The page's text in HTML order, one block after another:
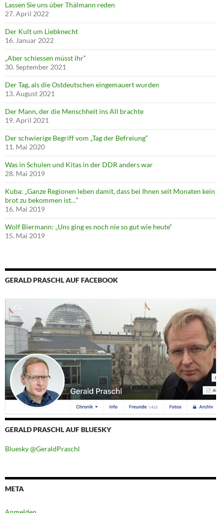
Lassen Sie uns über Thälmann reden
27. April 2022
Der Kult um Liebknecht
16. Januar 2022
„Aber schiessen müsst ihr“
30. September 2021
Der Tag, als die Ostdeutschen eingemauert wurden
13. August 2021
Der Mann, der die Menschheit ins All brachte
19. April 2021
Der schwierige Begriff vom „Tag der Befreiung“
11. Mai 2020
Was in Schulen und Kitas in der DDR anders war
28. Mai 2019
Kuba: „Ganze Regionen leben damit, dass bei Ihnen seit Monaten kein
brot zu bekommen ist…“
16. Mai 2019
Wolf Biermann: „Uns ging es noch nie so gut wie heute“
15. Mai 2019
GERALD PRASCHL AUF FACEBOOK
GERALD PRASCHL AUF BLUESKY
Bluesky @GeraldPraschl
META